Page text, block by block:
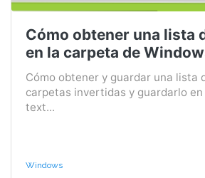
Cómo obtener una lista
en la carpeta de
Cómo obtener y guardar una lista
carpetas invertidas y guardarlo en
text...
Windows